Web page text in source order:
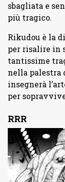
sbagliata e
più tragico.
Rikudou è la
per risalire in
tantissime
nella palestra
insegnerà
per
RRR